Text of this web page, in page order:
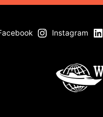
Instagram